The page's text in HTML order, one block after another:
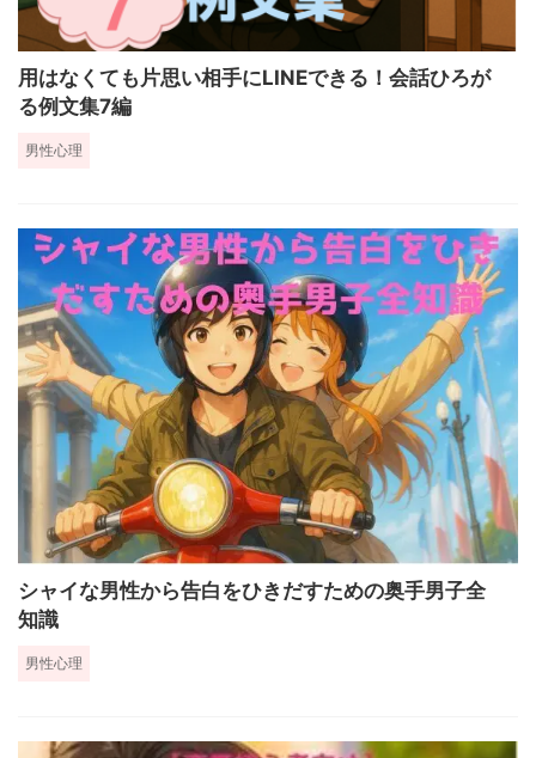
用はなくても片思い相手にLINEできる！会話ひろが
る例文集7編
男性心理
シャイな男性から告白をひきだすための奥手男子全
知識
男性心理